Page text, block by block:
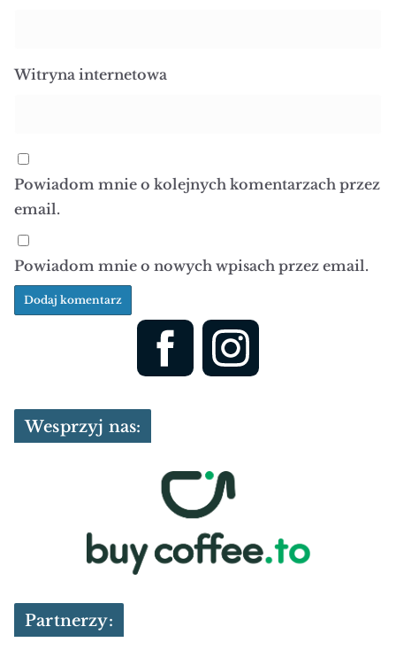
Witryna internetowa
Powiadom mnie o kolejnych komentarzach przez
email.
Powiadom mnie o nowych wpisach przez email.
Wesprzyj nas:
Partnerzy: